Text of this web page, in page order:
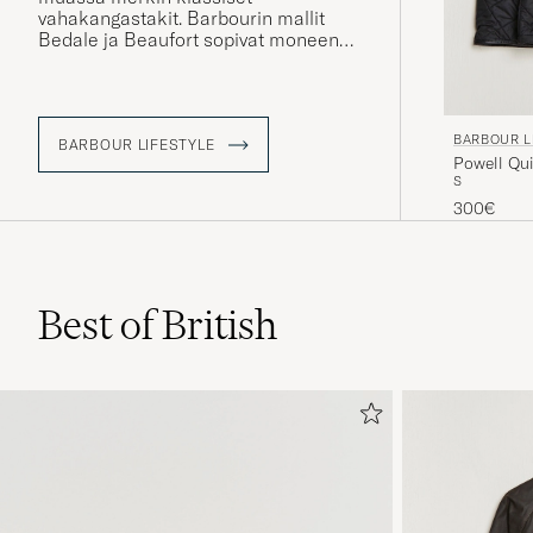
vahakangastakit. Barbourin mallit
Bedale ja Beaufort sopivat moneen
BARBOUR LIFESTYLE BARBOUR
Powell
S
300€
Best of British